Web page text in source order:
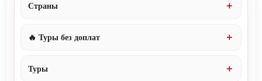
Страны
🔥 Туры без доплат
Туры